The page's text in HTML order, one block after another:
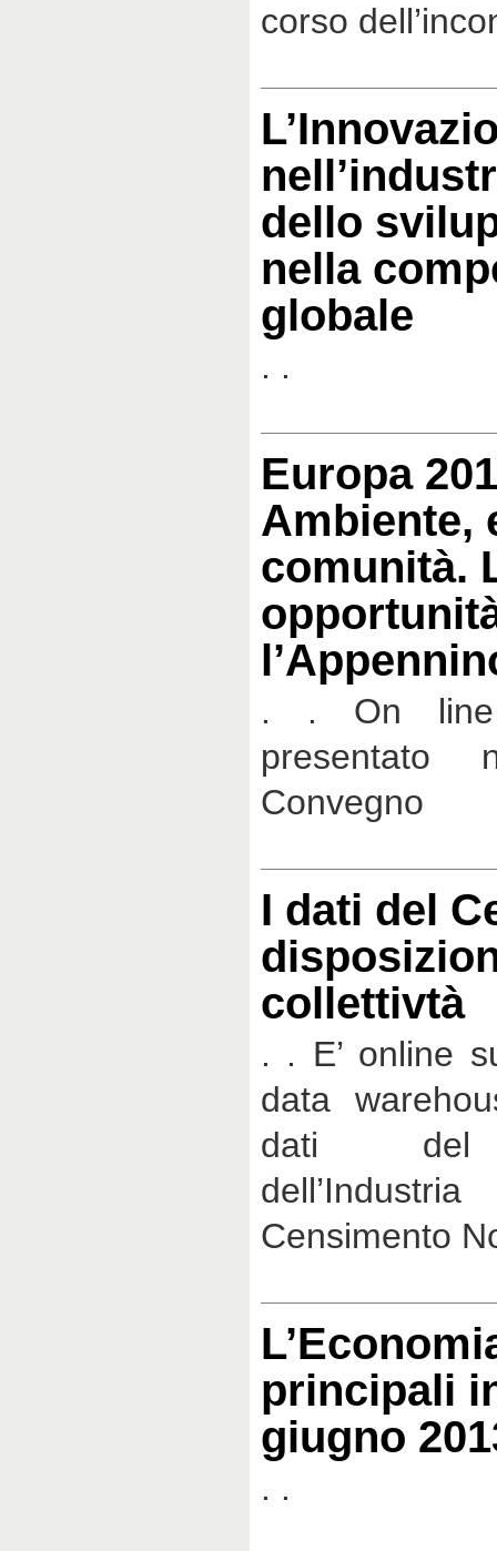
corso
dello
nella
globale
. .
Europa
Ambiente,
comunità.
. . On
Convegno
I dati del
collettivtà
. . E’ online
data
dati del
Censimento
principali
giugno
. .